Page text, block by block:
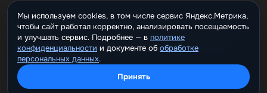
Информация, размещённая на сайте не является публичной офертой.
Все материалы данного сайта являются объектами авторского права.
Запрещается копирование, распространение (в том числе путем
копирования на другие сайты и ресурсы в Интернете) или любое иное
использование информации и объектов без предварительного
согласия правообладателя.
Мы используем cookies, в том числе сервис Яндекс.Метрика,
чтобы сайт работал корректно, анализировать посещаемость
и улучшать сервис. Подробнее — политике
конфиденциальности и документе о обработке
персональных данных.
Принять